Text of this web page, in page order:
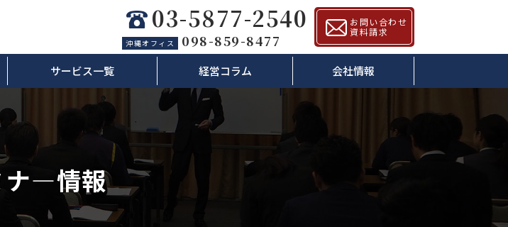
03-5877-2540
沖縄オフィス 098-859-8477
お問い合わせ
資料請求
サービス一覧 経営コラム 会社情報
ナ―情報